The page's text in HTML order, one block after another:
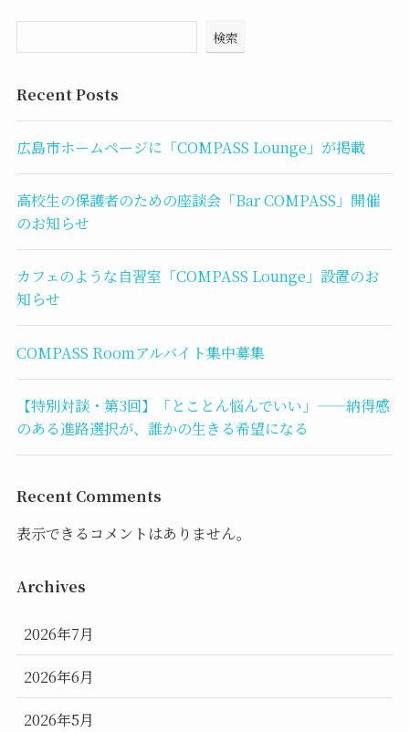
検索
Recent Posts
広島市ホームページに「COMPASS Lounge」が掲載
高校生の保護者のための座談会「Bar COMPASS」開催
のお知らせ
カフェのような自習室「COMPASS Lounge」設置のお
知らせ
COMPASS Roomアルバイト集中募集
【特別対談・第3回】「とことん悩んでいい」——納得感
のある進路選択が、誰かの生きる希望になる
Recent Comments
表示できるコメントはありません。
Archives
2026年7月
2026年6月
2026年5月